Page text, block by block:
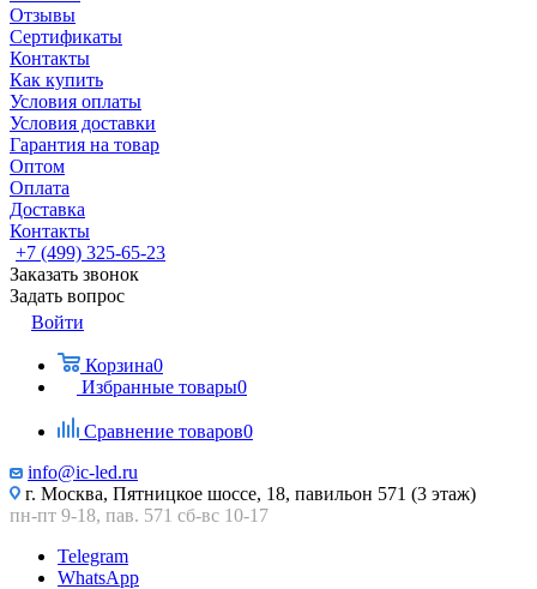
Отзывы
Сертификаты
Контакты
Как купить
Условия оплаты
Условия доставки
Гарантия на товар
Оптом
Оплата
Доставка
Контакты
+7 (499) 325-65-23
Заказать звонок
Задать вопрос
Войти
Корзина0
Избранные товары0
Сравнение товаров0
info@ic-led.ru
г. Москва, Пятницкое шоссе, 18, павильон 571 (3 этаж)
пн-пт 9-18, пав. 571 сб-вс 10-17
Telegram
WhatsApp